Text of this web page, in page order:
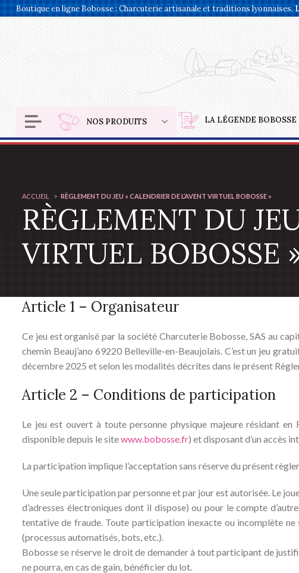
Boutique en ligne Bobosse : Charcuterie artisanale et traditions lyonnaises.
NOS PRODUITS LA LÉGENDE BOBOSSE
ACCUEIL RÈGLEMENT DU JEU « CALENDRIER DE L’AVENT VIRTUEL BOBOSSE »
RÈGLEMENT DU
VIRTUEL BOBOSSE
Article 1 – Organisateur
Ce jeu est organisé par la société Charcuterie Bobosse, SAS au
chemin Beauj’ano 69220 Belleville-en-Beaujolais. C’est un jeu
décembre 2025 et selon les modalités décrites dans le présent
Article 2 – Conditions de participation
Le jeu est ouvert à toute personne physique majeure résidant en
disponible depuis le sitewww.bobosse.fr) et disposant d’un accès
La participation implique l’acceptation sans réserve du présent
Une seule participation par personne et par jour est autorisée. Le
d’adresses électroniques dont il dispose) ou pour le compte
tentative de fraude. Toute participation inexacte ou incomplète ne
(processus automatisés, bots, etc.).
Bobosse se réserve le droit de demander à tout participant de
ne pourra, en cas de gain, bénéficier du lot.
Panneau de gestion des cookies